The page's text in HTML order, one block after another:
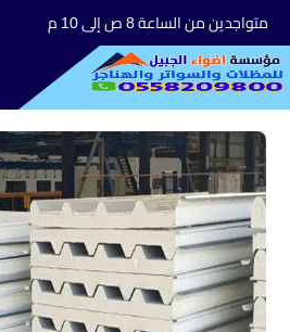
متواجدين من الساعة 8 ص إلى 10 م